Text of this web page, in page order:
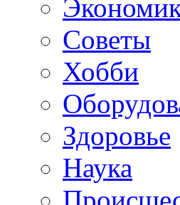
Советы
Хобби
Здоровье
Наука